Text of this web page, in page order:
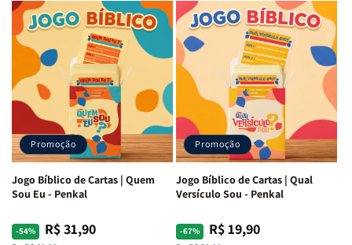
Letra
Média
Full
Color
Brochura
Rei
Leão
Letra
Média
&amp;
Full
Color
|
Brochura
|
Rei
Leão
|
Full
Color
Capa
Dura
Harpa
|
-
Cruz
Laranja
|
Full
Color
|
Capa
Dura
Harpa
|
-
Cruz
Laranja
Promoção
Jogo Bíblico de Cartas | Quem
Sou Eu - Penkal
-54%
Preço
PreçoR$ 31,90
Promoção
Jogo Bíblico de Cartas | Qual
Versículo Sou - Penkal
-67%
Preço
PreçoR$ 19,90